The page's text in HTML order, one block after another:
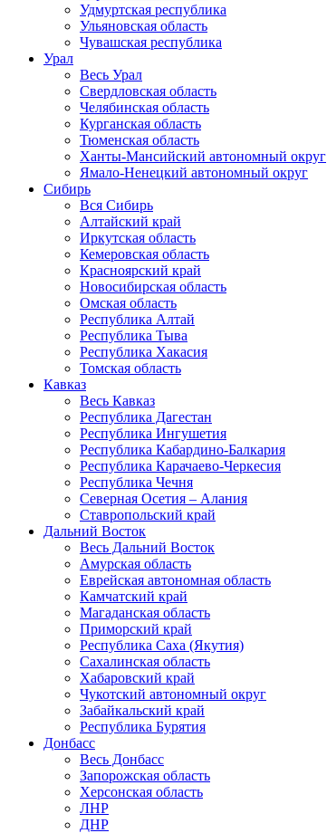
Удмуртская республика
Ульяновская область
Чувашская республика
Урал
Весь Урал
Свердловская область
Челябинская область
Курганская область
Тюменская область
Ханты-Мансийский автономный округ
Ямало-Ненецкий автономный округ
Сибирь
Вся Сибирь
Алтайский край
Иркутская область
Кемеровская область
Красноярский край
Новосибирская область
Омская область
Республика Алтай
Республика Тыва
Республика Хакасия
Томская область
Кавказ
Весь Кавказ
Республика Дагестан
Республика Ингушетия
Республика Кабардино-Балкария
Республика Карачаево-Черкесия
Республика Чечня
Северная Осетия – Алания
Ставропольский край
Дальний Восток
Весь Дальний Восток
Амурская область
Еврейская автономная область
Камчатский край
Магаданская область
Приморский край
Республика Саха (Якутия)
Сахалинская область
Хабаровский край
Чукотский автономный округ
Забайкальский край
Республика Бурятия
Донбасс
Весь Донбасс
Запорожская область
Херсонская область
ЛНР
ДНР